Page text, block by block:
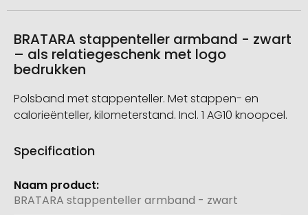
BRATARA stappenteller armband - zwart
– als relatiegeschenk met logo
bedrukken
Polsband met stappenteller. Met stappen- en
calorieënteller, kilometerstand. Incl. 1 AG10 knoopcel.
Specification
Meer
informatie
BRATARA stappenteller armband - zwart